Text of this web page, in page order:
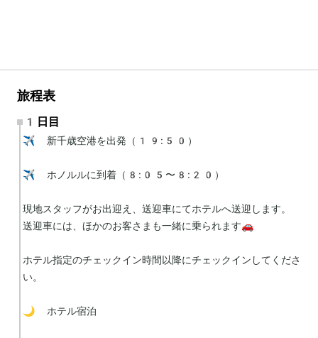
旅程表
1日目
✈️ 新千歳空港を出発（19:50）
✈️ ホノルルに到着（8:05〜8:20）
現地スタッフがお出迎え、送迎車にてホテルへ送迎します。
送迎車には、ほかのお客さまも一緒に乗られます🚗
ホテル指定のチェックイン時間以降にチェックインしてくださ
い。
🌙 ホテル宿泊